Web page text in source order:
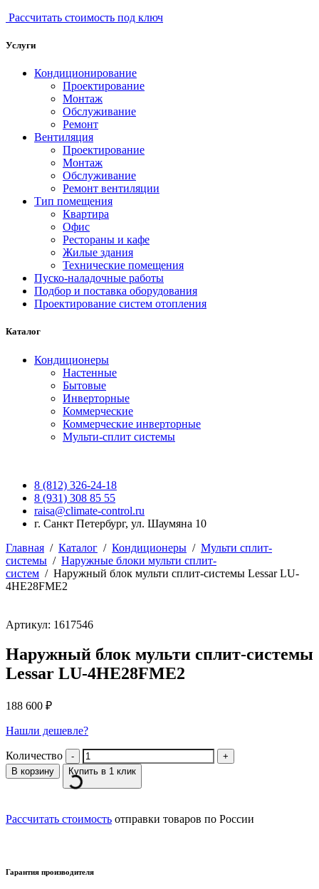
Рассчитать стоимость под ключ
Услуги
Кондиционирование
Проектирование
Монтаж
Обслуживание
Ремонт
Вентиляция
Проектирование
Монтаж
Обслуживание
Ремонт вентиляции
Тип помещения
Квартира
Офис
Рестораны и кафе
Жилые здания
Технические помещения
Пуско-наладочные работы
Подбор и поставка оборудования
Проектирование систем отопления
Каталог
Кондиционеры
Настенные
Бытовые
Инверторные
Коммерческие
Коммерческие инверторные
Мульти-сплит системы
8 (812) 326-24-18
8 (931) 308 85 55
raisa@climate-control.ru
г. Санкт Петербург, ул. Шаумяна 10
Главная / Каталог / Кондиционеры / Мульти сплит-
системы / Наружные блоки мульти сплит-
систем / Наружный блок мульти сплит-системы Lessar LU-
4HE28FME2
Артикул: 1617546
Наружный блок мульти сплит-системы
Lessar LU-4HE28FME2
188 600 ₽
Нашли дешевле?
Количество
В корзину Купить в 1 клик
Рассчитать стоимость отправки товаров по России
Гарантия производителя